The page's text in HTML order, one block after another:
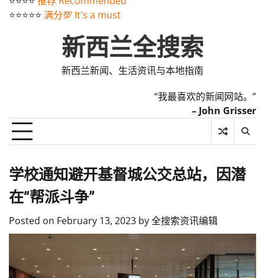
⭐️⭐️⭐️⭐️⭐️ 满分💯 It's a must
新西兰全搜索
新西兰新闻、生活资讯与本地指南
“我最喜欢的新闻网站。”
– John Grisser
学校通知避开基督城公交总站，因潜
在“帮派斗争”
Posted on February 13, 2023 by全搜索资讯编辑